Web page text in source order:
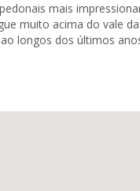
mais
muito acima do vale
longos dos últimos